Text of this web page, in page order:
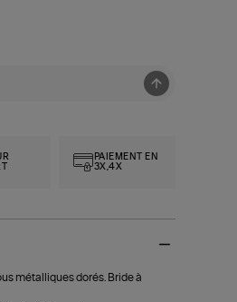
PAIEMENT EN
3X,4X
métalliques dorés. Bride à